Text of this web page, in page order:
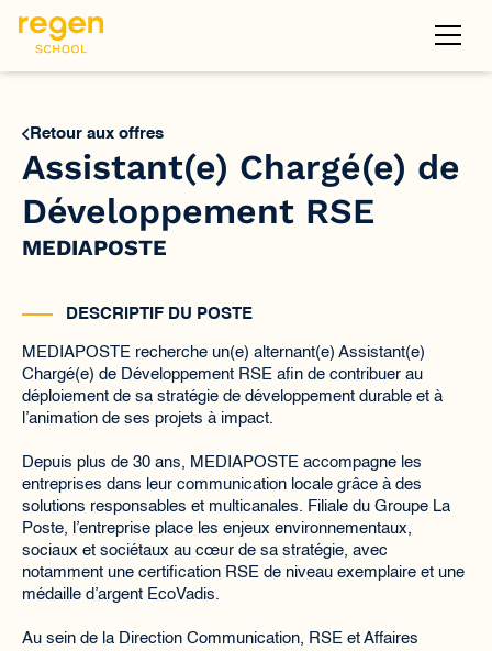
Retour aux offres
Assistant(e) Chargé(e) de
Développement RSE
MEDIAPOSTE
DESCRIPTIF DU POSTE
MEDIAPOSTE recherche un(e) alternant(e) Assistant(e)
Chargé(e) de Développement RSE afin de contribuer au
déploiement de sa stratégie de développement durable et à
l’animation de ses projets à impact.
Depuis plus de 30 ans, MEDIAPOSTE accompagne les
entreprises dans leur communication locale grâce à des
solutions responsables et multicanales. Filiale du Groupe La
Poste, l’entreprise place les enjeux environnementaux,
sociaux et sociétaux au cœur de sa stratégie, avec
notamment une certification RSE de niveau exemplaire et une
médaille d’argent EcoVadis.
Au sein de la Direction Communication, RSE et Affaires